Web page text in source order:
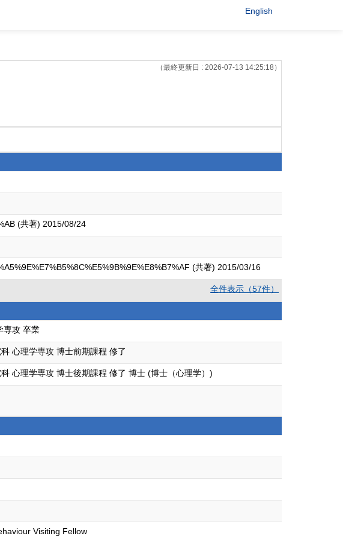
English
（最終更新日 : 2026-07-13 14:25:18）
(共著) 2015/08/24
(共著) 2015/03/16
全件表示（57件）
攻 卒業
心理学専攻 博士前期課程 修了
理学専攻 博士後期課程 修了 博士 (博士（心理学）)
Visiting Fellow